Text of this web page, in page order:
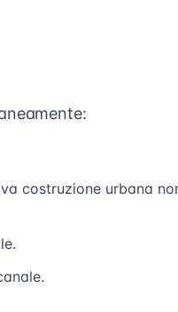
costruzione urbana